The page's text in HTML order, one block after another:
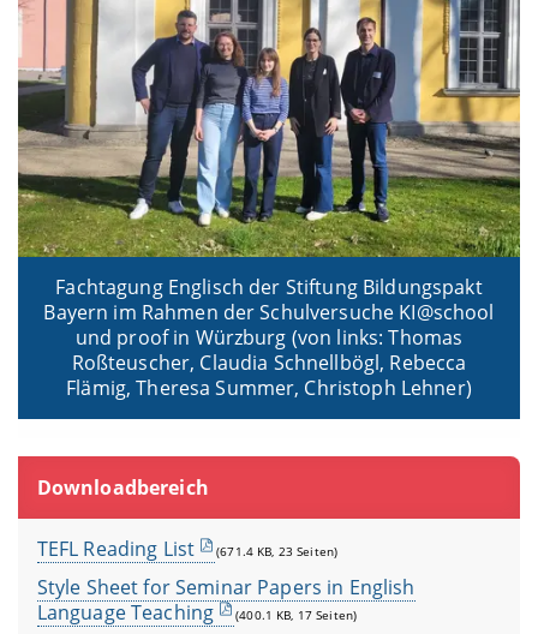
Fachtagung Englisch der Stiftung Bildungspakt
Bayern im Rahmen der Schulversuche KI@school
und proof in Würzburg (von links: Thomas
Roßteuscher, Claudia Schnellbögl, Rebecca
Flämig, Theresa Summer, Christoph Lehner)
Downloadbereich
TEFL Reading List (671.4 KB, 23 Seiten)
Style Sheet for Seminar Papers in English
Language Teaching
(400.1 KB, 17 Seiten)